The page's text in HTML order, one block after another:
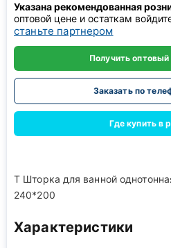
Указана рекомендованная
оптовой цене и остаткам
станьте партнером
Получить
Заказать по
Где купить в
Т Шторка для ванной
240*200
Характеристики